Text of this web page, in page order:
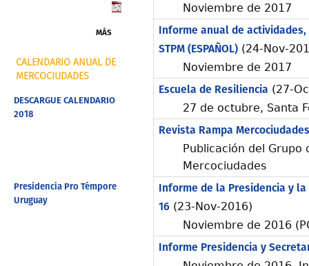
MÁS
CALENDARIO ANUAL DE
MERCOCIUDADES
DESCARGUE CALENDARIO
2018
Presidencia Pro Témpore
Uruguay
Noviembre de 2017
Informe anual de
STPM (ESPAÑOL)(24-Nov-
Noviembre de 2017
Escuela de Resiliencia (27-
27 de octubre, Santa
Revista Rampa
Publicación del Grupo
Mercociudades
Informe de la Presidencia y
16(23-Nov-2016)
Noviembre de 2016
Informe Presidencia y